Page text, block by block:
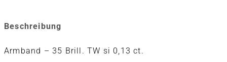
Beschreibung
Armband – 35 Brill. TW si 0,13 ct.